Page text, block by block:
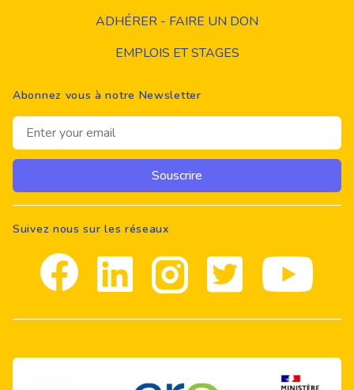
ADHÉRER - FAIRE UN DON
EMPLOIS ET STAGES
Abonnez vous à notre Newsletter
Email address
Souscrire
Suivez nous sur les réseaux
Facebook Linkedin Instagram Twitter youtube